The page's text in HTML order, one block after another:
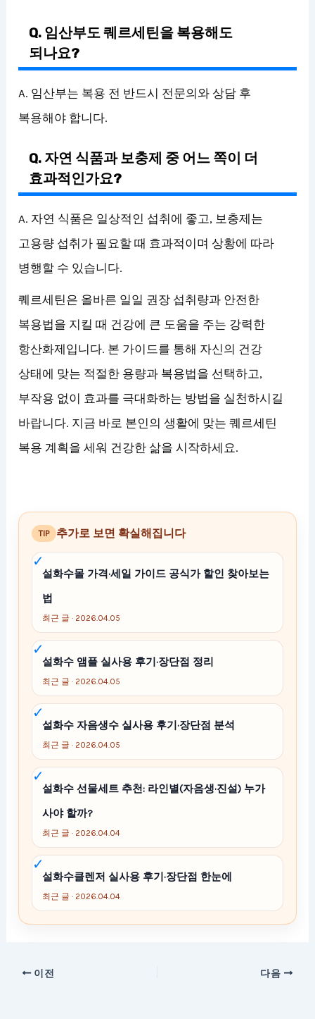
Q. 임산부도 퀘르세틴을 복용해도
되나요?
A. 임산부는 복용 전 반드시 전문의와 상담 후
복용해야 합니다.
Q. 자연 식품과 보충제 중 어느 쪽이 더
효과적인가요?
A. 자연 식품은 일상적인 섭취에 좋고, 보충제는
고용량 섭취가 필요할 때 효과적이며 상황에 따라
병행할 수 있습니다.
퀘르세틴은 올바른 일일 권장 섭취량과 안전한
복용법을 지킬 때 건강에 큰 도움을 주는 강력한
항산화제입니다. 본 가이드를 통해 자신의 건강
상태에 맞는 적절한 용량과 복용법을 선택하고,
부작용 없이 효과를 극대화하는 방법을 실천하시길
바랍니다. 지금 바로 본인의 생활에 맞는 퀘르세틴
복용 계획을 세워 건강한 삶을 시작하세요.
TIP 추가로 보면 확실해집니다
설화수몰 가격·세일 가이드 공식가 할인 찾아보는
법
최근 글 · 2026.04.05
설화수 앰플 실사용 후기·장단점 정리
최근 글 · 2026.04.05
설화수 자음생수 실사용 후기·장단점 분석
최근 글 · 2026.04.05
설화수 선물세트 추천: 라인별(자음생·진설) 누가
사야 할까?
최근 글 · 2026.04.04
설화수클렌저 실사용 후기·장단점 한눈에
최근 글 · 2026.04.04
이전 다음